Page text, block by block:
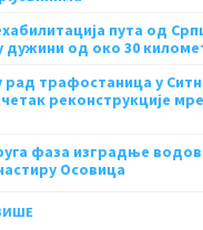
пута од
дужини од око 30
рад трафостаница у
реконструкције
фаза изградње
Осовица